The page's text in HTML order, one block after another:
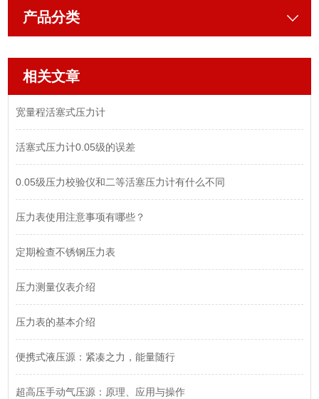
产品分类
相关文章
宽量程活塞式压力计
活塞式压力计0.05级的误差
0.05级压力校验仪和二等活塞压力计有什么不同
压力表使用注意事项有哪些？
定期检查不锈钢压力表
压力测量仪表介绍
压力表的基本介绍
便携式液压源：紧凑之力，能量随行
超高压手动气压源：原理、应用与操作